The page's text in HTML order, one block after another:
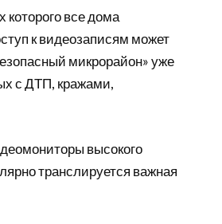
которого все дома
к видеозаписям может
микрорайон» уже
с ДТП, кражами,
высокого
транслируется важная